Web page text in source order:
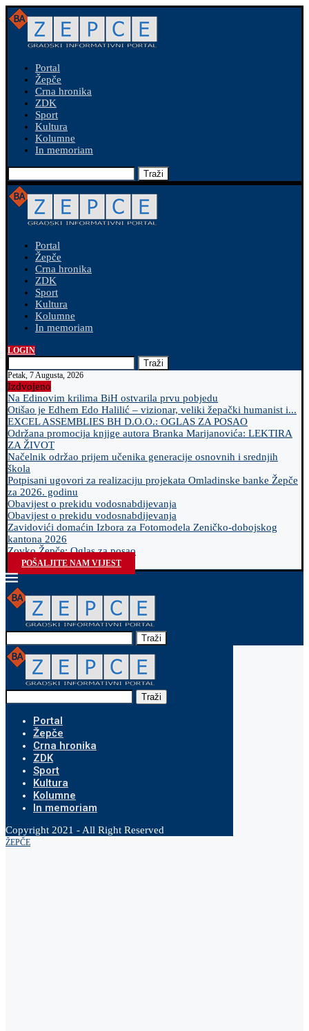
Portal
Žepče
Crna hronika
ZDK
Sport
Kultura
Kolumne
In memoriam
Traži
Portal
Žepče
Crna hronika
ZDK
Sport
Kultura
Kolumne
In memoriam
LOGIN
Traži
Petak, 7 Augusta, 2026
Izdvojeno
Na Edinovim krilima BiH ostvarila prvu pobjedu
Otišao je Edhem Edo Halilić – vizionar, veliki žepački humanist i...
EXCEL ASSEMBLIES BH D.O.O.: OGLAS ZA POSAO
Održana promocija knjige autora Branka Marijanovića: LEKTIRA
ZA ŽIVOT
Načelnik održao prijem učenika generacije osnovnih i srednjih
škola
Potpisani ugovori za realizaciju projekata Omladinske banke Žepče
za 2026. godinu
Obavijest o prekidu vodosnabdijevanja
Obavijest o prekidu vodosnabdijevanja
Zavidovići domaćin Izbora za Fotomodela Zeničko-dobojskog
kantona 2026
Zovko Žepče: Oglas za posao
POŠALJITE NAM VIJEST
Traži
Traži
Portal
Žepče
Crna hronika
ZDK
Sport
Kultura
Kolumne
In memoriam
Copyright 2021 - All Right Reserved
ŽEPČE